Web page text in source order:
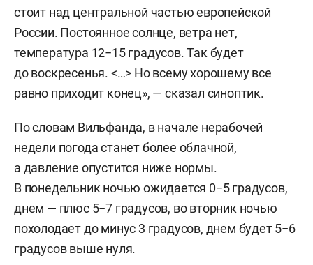
стоит над центральной частью европейской
России. Постоянное солнце, ветра нет,
температура 12−15 градусов. Так будет
до воскресенья. <…> Но всему хорошему все
равно приходит конец», — сказал синоптик.
По словам Вильфанда, в начале нерабочей
недели погода станет более облачной,
а давление опустится ниже нормы.
В понедельник ночью ожидается 0−5 градусов,
днем — плюс 5−7 градусов, во вторник ночью
похолодает до минус 3 градусов, днем будет 5−6
градусов выше нуля.